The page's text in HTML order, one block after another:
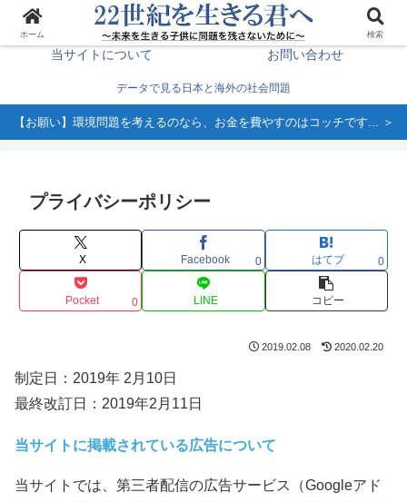
データで見る日本と海外の社会問題
生き方を変える＞ ホーム
当サイトについて お問い合わせ
【お願い】環境問題を考えるのなら、お金を費やすのはコッチです... ＞
プライバシーポリシー
X Facebook 0 はてブ 0
Pocket 0 LINE コピー
2019.02.08 2020.02.20
制定日：2019年 2月10日
最終改訂日：2019年2月11日
当サイトに掲載されている広告について
当サイトでは、第三者配信の広告サービス（Googleアド
ホーム 検索